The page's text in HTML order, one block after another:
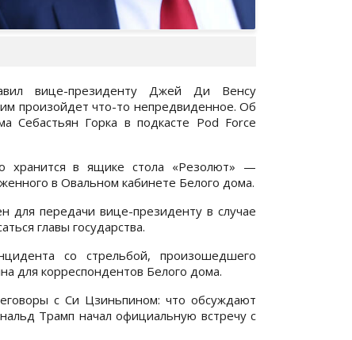
вице-президенту Джей Ди Венсу
произойдет что-то непредвиденное. Об
Себастьян Горка в подкасте Pod Force
хранится в ящике стола «Резолют» —
в Овальном кабинете Белого дома.
для передачи вице-президенту в случае
главы государства.
со стрельбой, произошедшего
для корреспондентов Белого дома.
с Си Цзиньпином: что обсуждают
Трамп начал официальную встречу с